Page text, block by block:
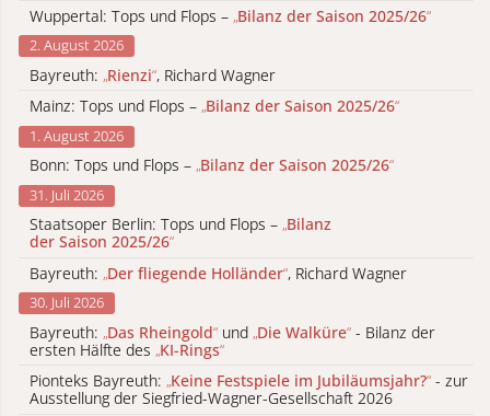
Wuppertal: Tops und Flops – „Bilanz der Saison 2025/26“
2. August 2026
Bayreuth: „Rienzi“, Richard Wagner
Mainz: Tops und Flops – „Bilanz der Saison 2025/26“
1. August 2026
Bonn: Tops und Flops – „Bilanz der Saison 2025/26“
31. Juli 2026
Staatsoper Berlin: Tops und Flops – „Bilanz
der Saison 2025/26“
Bayreuth: „Der fliegende Holländer“, Richard Wagner
30. Juli 2026
Bayreuth: „Das Rheingold“ und „Die Walküre“ - Bilanz der
ersten Hälfte des „KI-Rings“
Pionteks Bayreuth: „Keine Festspiele im Jubiläumsjahr?“ - zur
Ausstellung der Siegfried-Wagner-Gesellschaft 2026